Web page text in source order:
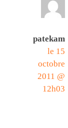
patekam
le 15
octobre
2011 @
12h03